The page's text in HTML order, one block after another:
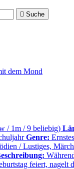
 Suche
/ 1m / 9 beliebig)
Genre:
/ Lustiges,
feiert, nagelt